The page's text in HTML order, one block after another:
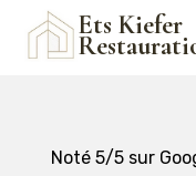
Ets Kiefer
Noté 5/5 sur